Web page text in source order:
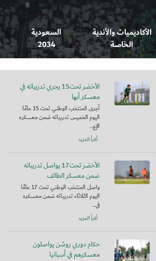
الأكاديميات والأندية
الخاصة
السعودية
2034
الأخضر تحت15 يجري تدريباته في
معسكر أبها
أجرى المنتخب الوطني تحت 15 عامًا
اليوم الخميس تدريباته ضمن معسكره
الإع...
أقرأ المزيد
الأخضر تحت17 يواصل تدريباته
ضمن معسكر الطائف
واصل المنتخب الوطني تحت 17 عامًا
اليوم الثلاثاء تدريباته ضمن معسكره
في...
أقرأ المزيد
حكام دوري روشن يواصلون
معسكرهم في أسبانيا